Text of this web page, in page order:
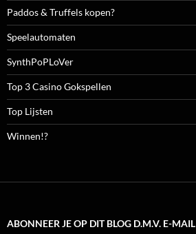
Paddos & Truffels kopen?
Speelautomaten
SynthPoPLoVer
Top 3 Casino Gokspellen
Top Lijsten
Winnen!?
ABONNEER JE OP DIT BLOG D.M.V. E-MAIL